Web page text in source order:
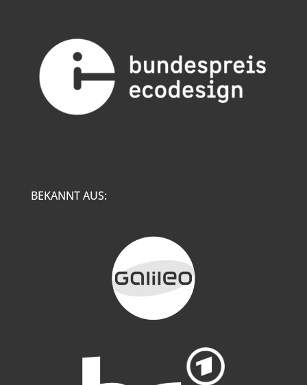
BEKANNT AUS: